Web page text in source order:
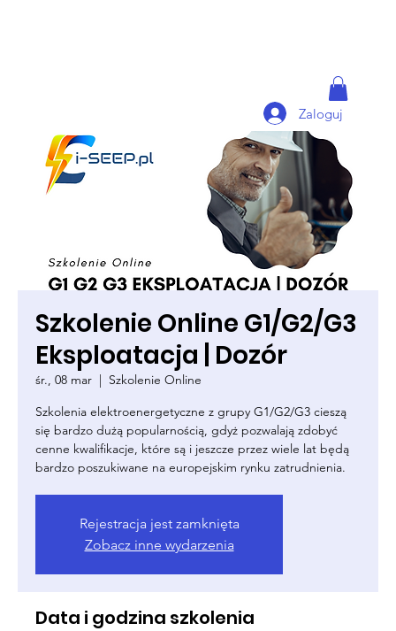
Zaloguj
Szkolenie Online G1/G2/G3
Eksploatacja | Dozór
śr., 08 mar
  |
Szkolenie Online
Szkolenia elektroenergetyczne z grupy G1/G2/G3 cieszą
się bardzo dużą popularnością, gdyż pozwalają zdobyć
cenne kwalifikacje, które są i jeszcze przez wiele lat będą
bardzo poszukiwane na europejskim rynku zatrudnienia.
Rejestracja jest zamknięta
Zobacz inne wydarzenia
Data i godzina szkolenia